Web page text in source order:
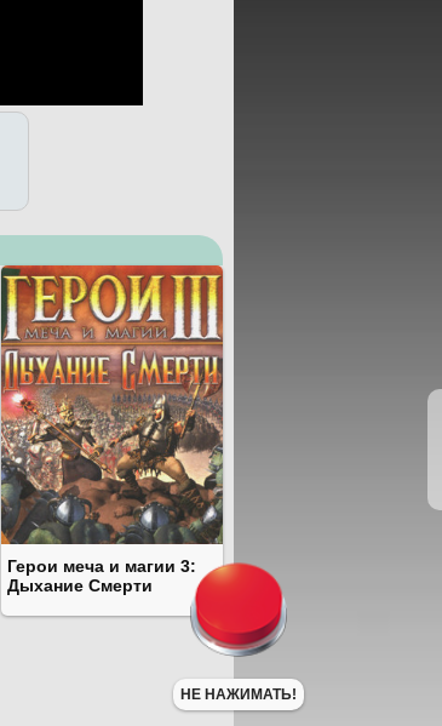
Герои меча и магии 3:
Дыхание Смерти
НЕ НАЖИМАТЬ!